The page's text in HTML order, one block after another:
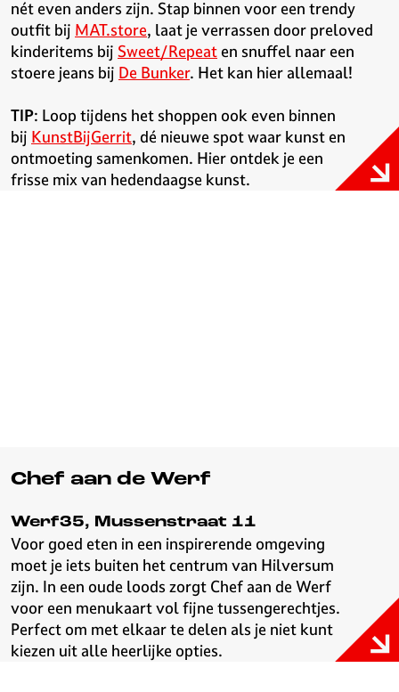
nét even anders zijn. Stap binnen voor een trendy
outfit bij MAT.store, laat je verrassen door preloved
kinderitems bij Sweet/Repeaten snuffel naar een
stoere jeans bij De Bunker. Het kan hier allemaal!
TIP: Loop tijdens het shoppen ook even binnen
bij KunstBijGerrit, dé nieuwe spot waar kunst en
ontmoeting samenkomen. Hier ontdek je een
frisse mix van hedendaagse kunst.
Chef aan de Werf
Werf35, Mussenstraat 11
Voor goed eten in een inspirerende omgeving
moet je iets buiten het centrum van Hilversum
zijn. In een oude loods zorgt Chef aan de Werf
voor een menukaart vol fijne tussengerechtjes.
Perfect om met elkaar te delen als je niet kunt
kiezen uit alle heerlijke opties.